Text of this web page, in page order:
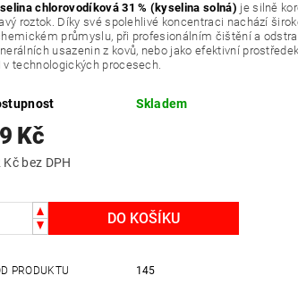
chlorovodíková 31 % (kyselina solná) je silně
roztok. Díky své spolehlivé koncentraci nachází
průmyslu, při profesionálním čištění a
usazenin z kovů, nebo jako efektivní
v technologických procesech.
Skladem
Kč
82 Kč bez DPH
PRODUKTU
145